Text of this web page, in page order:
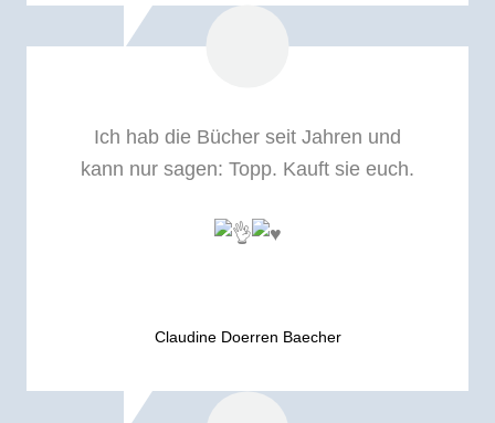
Ich hab die Bücher seit Jahren und
kann nur sagen: Topp. Kauft sie euch.
Claudine Doerren Baecher